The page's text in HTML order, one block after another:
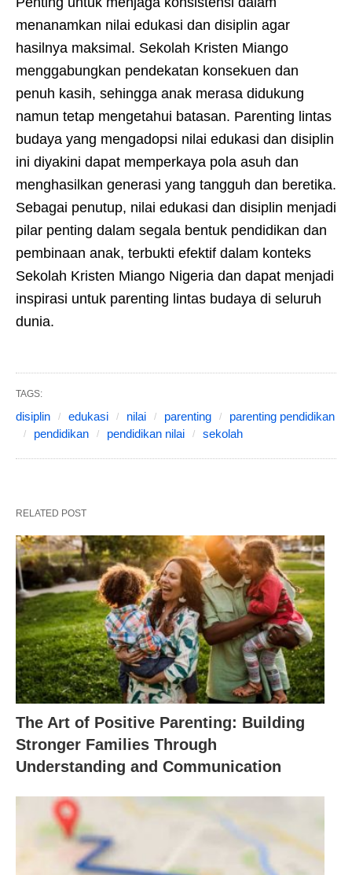
menanamkan nilai edukasi dan disiplin agar
hasilnya maksimal. Sekolah Kristen Miango
menggabungkan pendekatan konsekuen dan
penuh kasih, sehingga anak merasa didukung
namun tetap mengetahui batasan. Parenting lintas
budaya yang mengadopsi nilai edukasi dan disiplin
ini diyakini dapat memperkaya pola asuh dan
menghasilkan generasi yang tangguh dan beretika.
Sebagai penutup, nilai edukasi dan disiplin menjadi
pilar penting dalam segala bentuk pendidikan dan
pembinaan anak, terbukti efektif dalam konteks
Sekolah Kristen Miango Nigeria dan dapat menjadi
inspirasi untuk parenting lintas budaya di seluruh
dunia.
TAGS:
disiplin edukasi nilai parenting
parenting pendidikan
pendidikan
pendidikan nilai sekolah
RELATED POST
The Art of Positive Parenting: Building
Stronger Families Through
Understanding and Communication